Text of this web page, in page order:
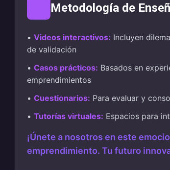
Metodología de
• Videos interactivos: Incluyen
de validación
• Casos prácticos: Basados en
emprendimientos
• Cuestionarios: Para evaluar y
• Tutorías virtuales: Espacios para
¡Únete a nosotros en este
emprendimiento. Tu futuro